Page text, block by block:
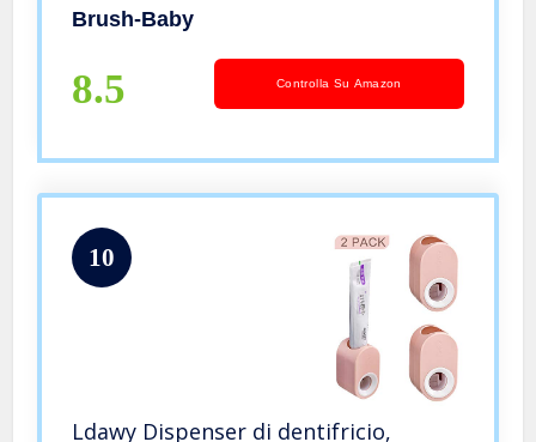
Brush-Baby
8.5 Controlla Su Amazon
10
Ldawy Dispenser di dentifricio,